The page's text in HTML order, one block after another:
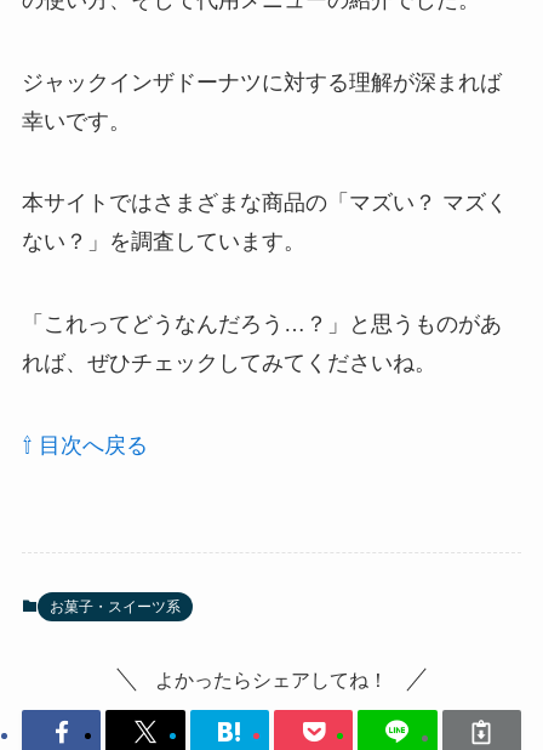
ジャックインザドーナツに対する理解が深まれば
幸いです。
本サイトではさまざまな商品の「マズい？ マズく
ない？」を調査しています。
「これってどうなんだろう…？」と思うものがあ
れば、ぜひチェックしてみてくださいね。
⇧ 目次へ戻る
お菓子・スイーツ系
よかったらシェアしてね！